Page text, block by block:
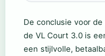
De conclusie voor
de VL Court 3.0 is
een stijlvolle,